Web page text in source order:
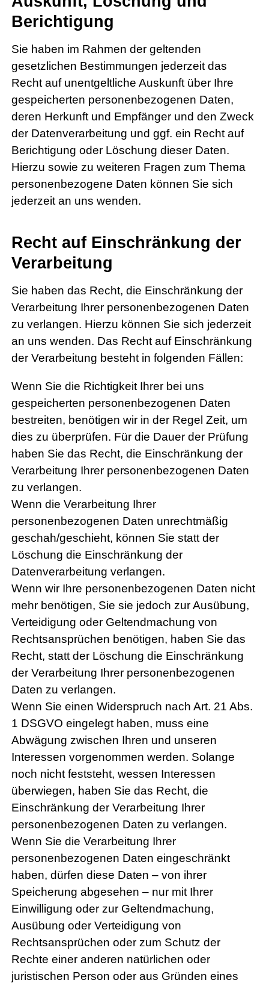
Berichtigung
Sie haben im Rahmen der geltenden
gesetzlichen Bestimmungen jederzeit das
Recht auf unentgeltliche Auskunft über Ihre
gespeicherten personenbezogenen Daten,
deren Herkunft und Empfänger und den Zweck
der Datenverarbeitung und ggf. ein Recht auf
Berichtigung oder Löschung dieser Daten.
Hierzu sowie zu weiteren Fragen zum Thema
personenbezogene Daten können Sie sich
jederzeit an uns wenden.
Recht auf Einschränkung der
Verarbeitung
Sie haben das Recht, die Einschränkung der
Verarbeitung Ihrer personenbezogenen Daten
zu verlangen. Hierzu können Sie sich jederzeit
an uns wenden. Das Recht auf Einschränkung
der Verarbeitung besteht in folgenden Fällen:
Wenn Sie die Richtigkeit Ihrer bei uns
gespeicherten personenbezogenen Daten
bestreiten, benötigen wir in der Regel Zeit, um
dies zu überprüfen. Für die Dauer der Prüfung
haben Sie das Recht, die Einschränkung der
Verarbeitung Ihrer personenbezogenen Daten
zu verlangen.
Wenn die Verarbeitung Ihrer
personenbezogenen Daten unrechtmäßig
geschah/geschieht, können Sie statt der
Löschung die Einschränkung der
Datenverarbeitung verlangen.
Wenn wir Ihre personenbezogenen Daten nicht
mehr benötigen, Sie sie jedoch zur Ausübung,
Verteidigung oder Geltendmachung von
Rechtsansprüchen benötigen, haben Sie das
Recht, statt der Löschung die Einschränkung
der Verarbeitung Ihrer personenbezogenen
Daten zu verlangen.
Wenn Sie einen Widerspruch nach Art. 21 Abs.
1 DSGVO eingelegt haben, muss eine
Abwägung zwischen Ihren und unseren
Interessen vorgenommen werden. Solange
noch nicht feststeht, wessen Interessen
überwiegen, haben Sie das Recht, die
Einschränkung der Verarbeitung Ihrer
personenbezogenen Daten zu verlangen.
Wenn Sie die Verarbeitung Ihrer
personenbezogenen Daten eingeschränkt
haben, dürfen diese Daten – von ihrer
Speicherung abgesehen – nur mit Ihrer
Einwilligung oder zur Geltendmachung,
Ausübung oder Verteidigung von
Rechtsansprüchen oder zum Schutz der
Rechte einer anderen natürlichen oder
juristischen Person oder aus Gründen eines